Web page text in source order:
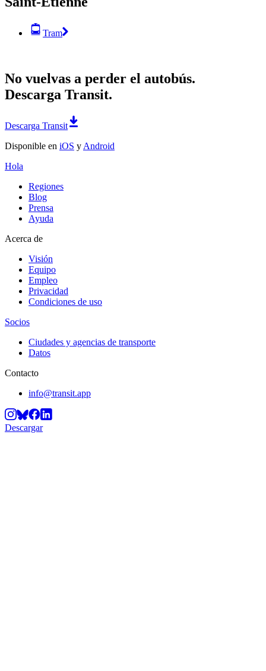
Tram
No vuelvas a perder el autobús.
Descarga Transit.
Descarga Transit
Disponible en iOS y Android
Hola
Regiones
Blog
Prensa
Ayuda
Acerca de
Visión
Equipo
Empleo
Privacidad
Condiciones de uso
Socios
Ciudades y agencias de transporte
Datos
Contacto
info@transit.app
Descargar